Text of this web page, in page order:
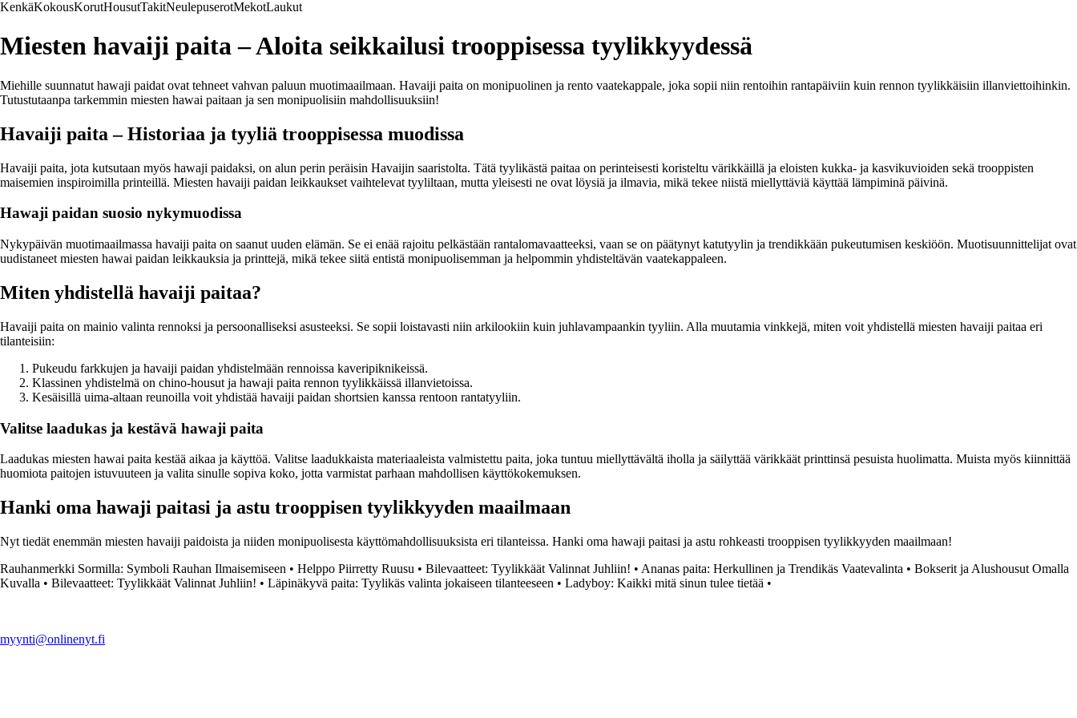
KenkäKokousKorutHousutTakitNeulepuserotMekotLaukut
Miesten havaiji paita – Aloita seikkailusi trooppisessa tyylikkyydessä
Miehille suunnatut hawaji paidat ovat tehneet vahvan paluun muotimaailmaan. Havaiji paita on monipuolinen ja rento vaatekappale, joka sopii niin rentoihin rantapäiviin kuin rennon tyylikkäisiin illanviettoihinkin.
Tutustutaanpa tarkemmin miesten hawai paitaan ja sen monipuolisiin mahdollisuuksiin!
Havaiji paita – Historiaa ja tyyliä trooppisessa muodissa
Havaiji paita, jota kutsutaan myös hawaji paidaksi, on alun perin peräisin Havaijin saaristolta. Tätä tyylikästä paitaa on perinteisesti koristeltu värikkäillä ja eloisten kukka- ja kasvikuvioiden sekä trooppisten
maisemien inspiroimilla printeillä. Miesten havaiji paidan leikkaukset vaihtelevat tyyliltaan, mutta yleisesti ne ovat löysiä ja ilmavia, mikä tekee niistä miellyttäviä käyttää lämpiminä päivinä.
Hawaji paidan suosio nykymuodissa
Nykypäivän muotimaailmassa havaiji paita on saanut uuden elämän. Se ei enää rajoitu pelkästään rantalomavaatteeksi, vaan se on päätynyt katutyylin ja trendikkään pukeutumisen keskiöön. Muotisuunnittelijat ovat
uudistaneet miesten hawai paidan leikkauksia ja printtejä, mikä tekee siitä entistä monipuolisemman ja helpommin yhdisteltävän vaatekappaleen.
Miten yhdistellä havaiji paitaa?
Havaiji paita on mainio valinta rennoksi ja persoonalliseksi asusteeksi. Se sopii loistavasti niin arkilookiin kuin juhlavampaankin tyyliin. Alla muutamia vinkkejä, miten voit yhdistellä miesten havaiji paitaa eri
tilanteisiin:
Pukeudu farkkujen ja havaiji paidan yhdistelmään rennoissa kaveripiknikeissä.
Klassinen yhdistelmä on chino-housut ja hawaji paita rennon tyylikkäissä illanvietoissa.
Kesäisillä uima-altaan reunoilla voit yhdistää havaiji paidan shortsien kanssa rentoon rantatyyliin.
Valitse laadukas ja kestävä hawaji paita
Laadukas miesten hawai paita kestää aikaa ja käyttöä. Valitse laadukkaista materiaaleista valmistettu paita, joka tuntuu miellyttävältä iholla ja säilyttää värikkäät printtinsä pesuista huolimatta. Muista myös kiinnittää
huomiota paitojen istuvuuteen ja valita sinulle sopiva koko, jotta varmistat parhaan mahdollisen käyttökokemuksen.
Hanki oma hawaji paitasi ja astu trooppisen tyylikkyyden maailmaan
Nyt tiedät enemmän miesten havaiji paidoista ja niiden monipuolisesta käyttömahdollisuuksista eri tilanteissa. Hanki oma hawaji paitasi ja astu rohkeasti trooppisen tyylikkyyden maailmaan!
Rauhanmerkki Sormilla: Symboli Rauhan Ilmaisemiseen • Helppo Piirretty Ruusu • Bilevaatteet: Tyylikkäät Valinnat Juhliin! • Ananas paita: Herkullinen ja Trendikäs Vaatevalinta • Bokserit ja Alushousut Omalla
Kuvalla • Bilevaatteet: Tyylikkäät Valinnat Juhliin! • Läpinäkyvä paita: Tyylikäs valinta jokaiseen tilanteeseen • Ladyboy: Kaikki mitä sinun tulee tietää •
myynti@onlinenyt.fi